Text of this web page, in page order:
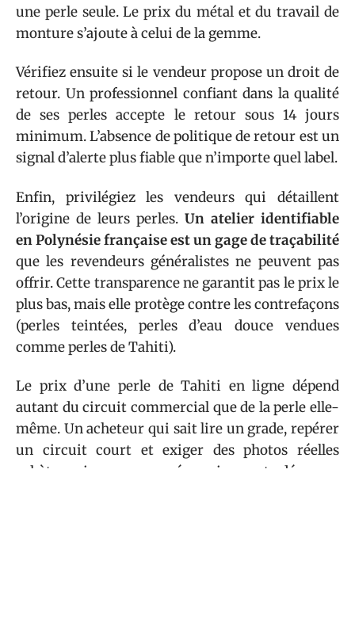
une perle seule. Le prix du métal et du travail de
monture s’ajoute à celui de la gemme.
Vérifiez ensuite si le vendeur propose un droit de
retour. Un professionnel confiant dans la qualité
de ses perles accepte le retour sous 14 jours
minimum. L’absence de politique de retour est un
signal d’alerte plus fiable que n’importe quel label.
Enfin, privilégiez les vendeurs qui détaillent
l’origine de leurs perles. Un atelier identifiable
en Polynésie française est un gage de traçabilité
que les revendeurs généralistes ne peuvent pas
offrir. Cette transparence ne garantit pas le prix le
plus bas, mais elle protège contre les contrefaçons
(perles teintées, perles d’eau douce vendues
comme perles de Tahiti).
Le prix d’une perle de Tahiti en ligne dépend
autant du circuit commercial que de la perle elle-
même. Un acheteur qui sait lire un grade, repérer
un circuit court et exiger des photos réelles
achète mieux, sans nécessairement dépenser